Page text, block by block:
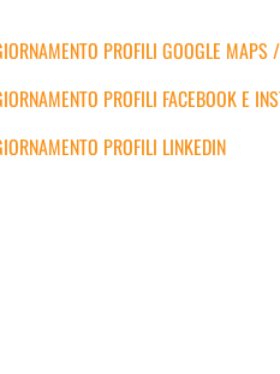
PROFILI GOOGLE
PROFILI FACEBOOK E
PROFILI LINKEDIN